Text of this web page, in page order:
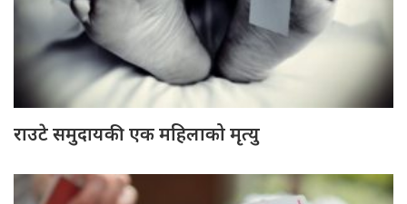
राउटे समुदायकी एक महिलाको मृत्यु